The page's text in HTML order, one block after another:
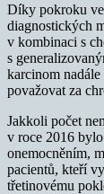
Díky pokroku ve
diagnostických
v kombinaci s
s
karcinom
považovat za
Jakkoli počet
v roce 2016
onemocněním,
pacientů, kteří
třetinovému